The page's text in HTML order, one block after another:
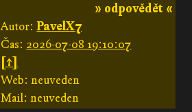
» odpovědět «
Autor:PavelX7
Čas: 2026-07-08 19:10:07
[↑]
Web: neuveden
Mail: neuveden